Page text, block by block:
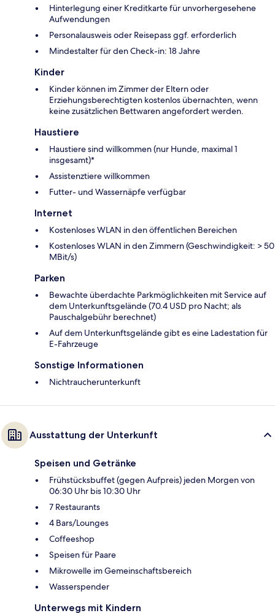
Hinterlegung einer Kreditkarte für unvorhergesehene
Aufwendungen
Personalausweis oder Reisepass ggf. erforderlich
Mindestalter für den Check-in: 18 Jahre
Kinder
Kinder können im Zimmer der Eltern oder
Erziehungsberechtigten kostenlos übernachten, wenn
keine zusätzlichen Bettwaren angefordert werden.
Haustiere
Haustiere sind willkommen (nur Hunde, maximal 1
insgesamt)*
Assistenztiere willkommen
Futter- und Wassernäpfe verfügbar
Internet
Kostenloses WLAN in den öffentlichen Bereichen
Kostenloses WLAN in den Zimmern (Geschwindigkeit: > 50
MBit/s)
Parken
Bewachte überdachte Parkmöglichkeiten mit Service auf
dem Unterkunftsgelände (70.4 USD pro Nacht; als
Pauschalgebühr berechnet)
Auf dem Unterkunftsgelände gibt es eine Ladestation für
E-Fahrzeuge
Sonstige Informationen
Nichtraucherunterkunft
Ausstattung der Unterkunft
Speisen und Getränke
Frühstücksbuffet (gegen Aufpreis) jeden Morgen von
06:30 Uhr bis 10:30 Uhr
7 Restaurants
4 Bars/Lounges
Coffeeshop
Speisen für Paare
Mikrowelle im Gemeinschaftsbereich
Wasserspender
Unterwegs mit Kindern